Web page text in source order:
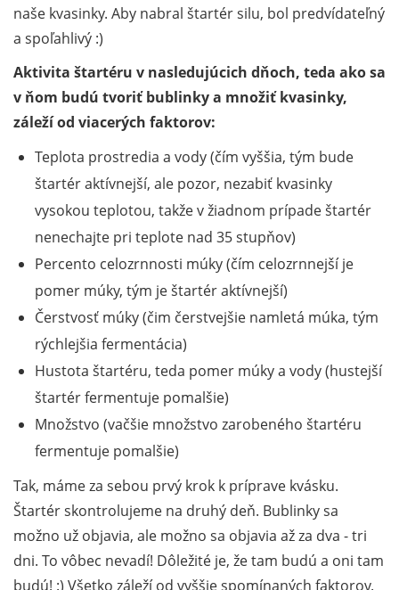
naše kvasinky. Aby nabral štartér silu, bol predvídateľný
a spoľahlivý :)
Aktivita štartéru v nasledujúcich dňoch, teda ako sa
v ňom budú tvoriť bublinky a množiť kvasinky,
záleží od viacerých faktorov:
Teplota prostredia a vody (čím vyššia, tým bude
štartér aktívnejší, ale pozor, nezabiť kvasinky
vysokou teplotou, takže v žiadnom prípade štartér
nenechajte pri teplote nad 35 stupňov)
Percento celozrnnosti múky (čím celozrnnejší je
pomer múky, tým je štartér aktívnejší)
Čerstvosť múky (čim čerstvejšie namletá múka, tým
rýchlejšia fermentácia)
Hustota štartéru, teda pomer múky a vody (hustejší
štartér fermentuje pomalšie)
Množstvo (vačšie množstvo zarobeného štartéru
fermentuje pomalšie)
Tak, máme za sebou prvý krok k príprave kvásku.
Štartér skontrolujeme na druhý deň. Bublinky sa
možno už objavia, ale možno sa objavia až za dva - tri
dni. To vôbec nevadí! Dôležité je, že tam budú a oni tam
budú! :) Všetko záleží od vyššie spomínaných faktorov.